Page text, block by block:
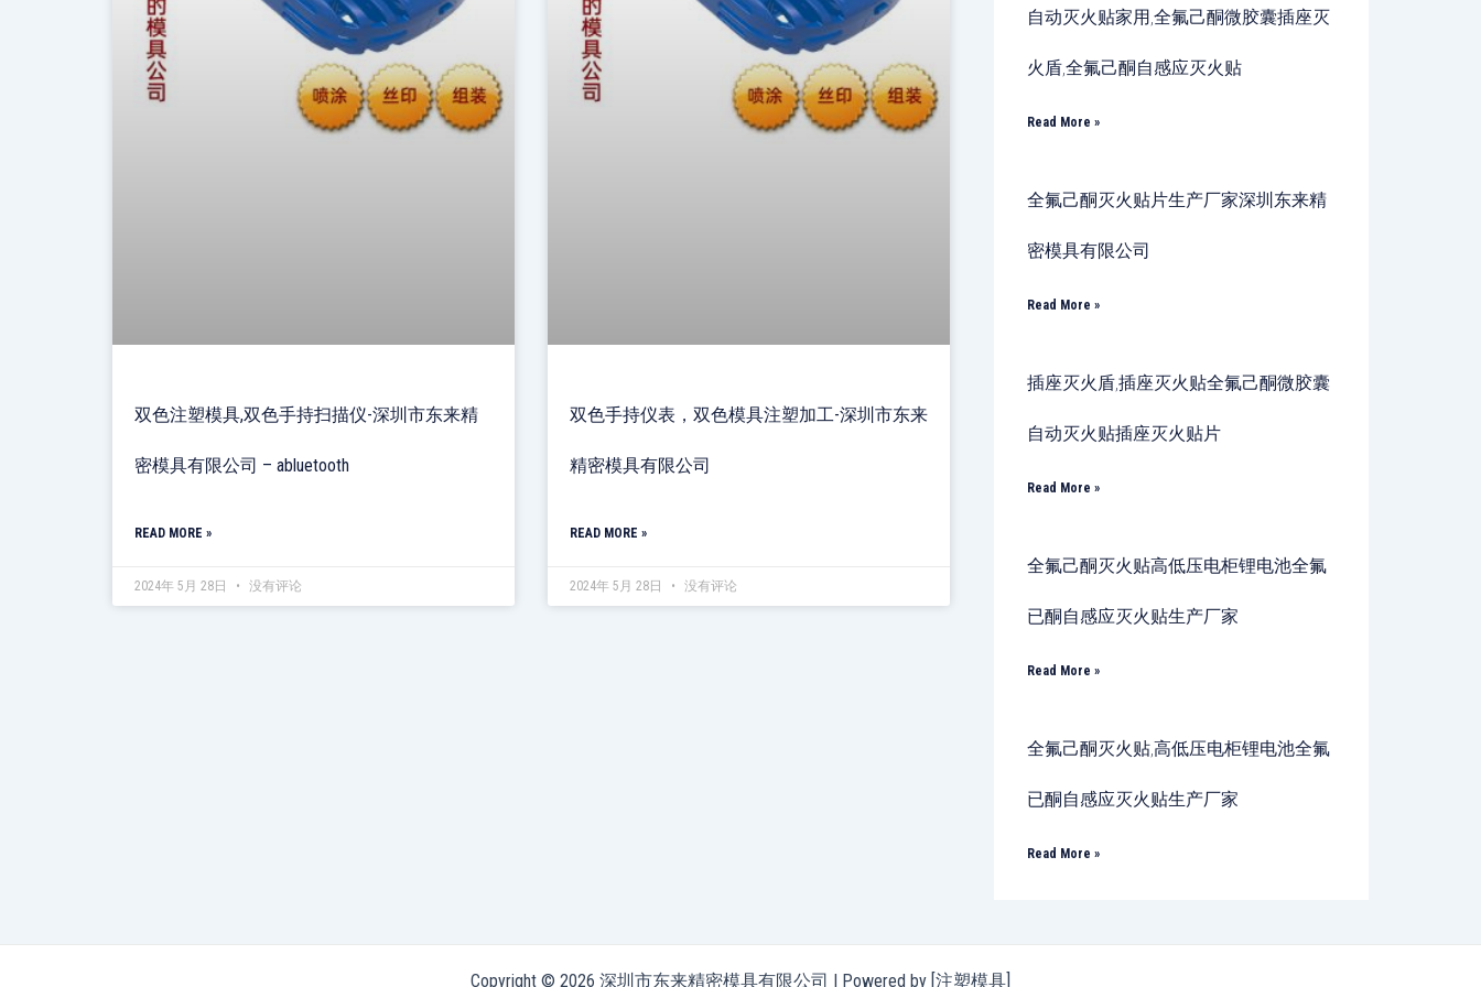
双色注塑模具,双色手持扫描仪-深圳市东来精
密模具有限公司 – abluetooth
READ MORE »
2024年 5月 28日 没有评论
双色手持仪表，双色模具注塑加工-深圳市东来
精密模具有限公司
READ MORE »
2024年 5月 28日 没有评论
自动灭火贴家用,全氟己酮微胶囊插座灭
火盾,全氟己酮自感应灭火贴
Read More »
全氟己酮灭火贴片生产厂家深圳东来精
密模具有限公司
Read More »
插座灭火盾,插座灭火贴全氟己酮微胶囊
自动灭火贴插座灭火贴片
Read More »
全氟己酮灭火贴高低压电柜锂电池全氟
已酮自感应灭火贴生产厂家
Read More »
全氟己酮灭火贴,高低压电柜锂电池全氟
已酮自感应灭火贴生产厂家
Read More »
Copyright © 2026 深圳市东来精密模具有限公司 | Powered by [注塑模具]